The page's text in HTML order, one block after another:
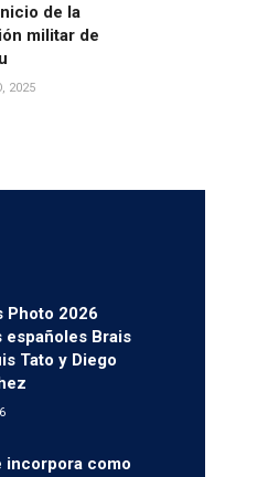
de la
militar de
2025
Photo 2026
españoles Brais
Tato y Diego
incorpora como